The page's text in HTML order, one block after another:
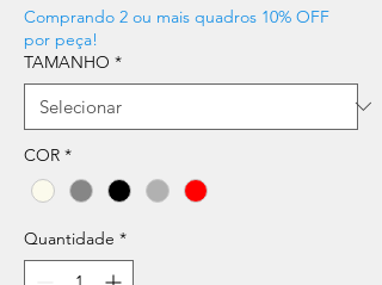
Comprando 2 ou mais quadros 10% OFF
por peça!
TAMANHO *
COR *
Quantidade *